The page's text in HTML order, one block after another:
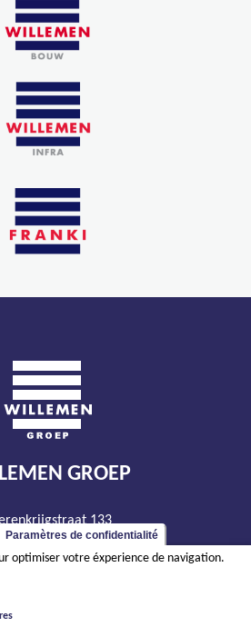
GROEP
133
- 2800 Malines
+32 15 569 965
Paramètres de confidentialité
optimiser votre éxperience de navigation.